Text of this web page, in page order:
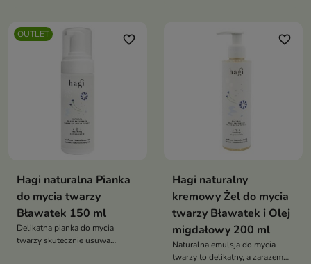
OUTLET
favorite_border
Hagi naturalna Pianka
do mycia twarzy
Bławatek 150 ml
Delikatna pianka do mycia
twarzy skutecznie usuwa
favorite_border
Hagi naturalny
kremowy Żel do mycia
twarzy Bławatek i Olej
migdałowy 200 ml
Naturalna emulsja do mycia
twarzy to delikatny, a zarazem